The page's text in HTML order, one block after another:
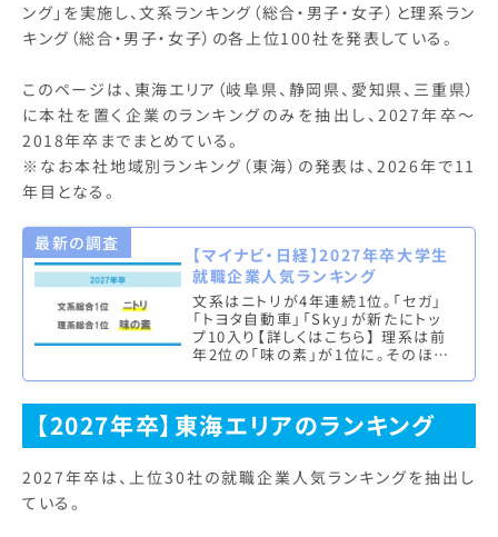
ング」を実施し、文系ランキング（総合・男子・女子）と理系ラン
キング（総合・男子・女子）の各上位100社を発表している。
このページは、東海エリア（岐阜県、静岡県、愛知県、三重県）
に本社を置く企業のランキングのみを抽出し、2027年卒～
2018年卒までまとめている。
※なお本社地域別ランキング（東海）の発表は、2026年で11
年目となる。
最新の調査
【マイナビ・日経】2027年卒大学生
就職企業人気ランキング
文系はニトリが4年連続1位。「セガ」
「トヨタ自動車」「Sky」が新たにトッ
プ10入り【詳しくはこちら】 理系は前
年2位の「味の素」が1位に。そのほか
【2027年卒】東海エリアのランキング
2027年卒は、上位30社の就職企業人気ランキングを抽出し
ている。